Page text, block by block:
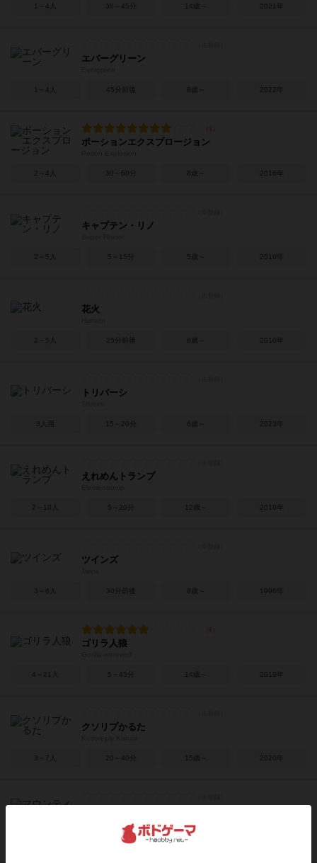
1～4人 30～45分 14歳～ 2021年
エバーグリーン
1～4人 45分前後 8歳～ 2022年
ポーションエクスプロージョン
2～4人 30～60分 8歳～ 2016年
キャプテン・リノ
2～5人 5～15分 5歳～ 2010年
花火
2～5人 25分前後 8歳～ 2010年
トリバーシ
3人用 15～20分 6歳～ 2023年
えれめんトランプ
2～10人 5～20分 12歳～ 2010年
ツインズ
3～6人 30分前後 8歳～ 1996年
ゴリラ人狼
4～21人 5～45分 14歳～ 2019年
クソリプかるた
3～7人 20～40分 15歳～ 2020年
10～15分 10歳～